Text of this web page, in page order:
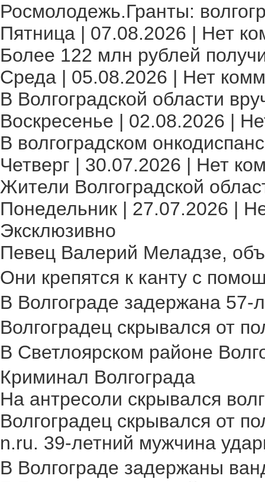
Росмолодежь.Гранты:
Пятница | 07.08.2026 | Нет
Более 122 млн рублей
Среда | 05.08.2026 | Нет
В Волгоградской области
Воскресенье | 02.08.2026 |
В волгоградском
Четверг | 30.07.2026 | Нет
Жители Волгоградской
Понедельник | 27.07.2026 |
Эксклюзивно
Певец Валерий Меладзе,
Они крепятся к канту с
В Волгограде задержана 57-
Волгоградец скрывался от
В Светлоярском районе
Криминал Волгограда
На антресоли скрывался
Волгоградец скрывался от
n.ru. 39-летний мужчина
В Волгограде задержаны